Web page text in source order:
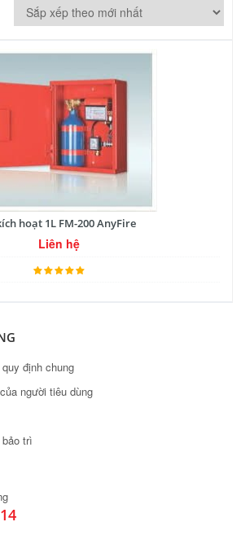
hoạt 1L FM-200 AnyFire
Liên hệ
định chung
người tiêu dùng
trì